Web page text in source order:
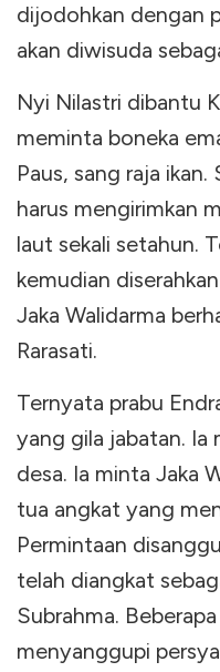
dijodohkan dengan
akan diwisuda
Nyi Nilastri dibantu
meminta boneka
Paus, sang raja
harus mengirimkan
laut sekali setahun.
kemudian
Jaka Walidarma
Rarasati.
Ternyata prabu
yang gila jabatan. Ia
desa. Ia minta Jaka
tua angkat yang
Permintaan
telah diangkat
Subrahma.
menyanggupi